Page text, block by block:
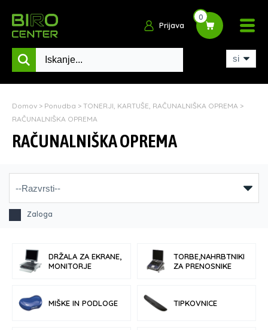
Prijava
0
Domov > Ponudba > TONERJI, KARTUŠE, RAČUNALNIŠKA OPREMA >
RAČUNALNIŠKA OPREMA
RAČUNALNIŠKA OPREMA
Zaloga
DRŽALA ZA EKRANE,
MONITORJE
TORBE,NAHRBTNIKI
ZA PRENOSNIKE
MIŠKE IN PODLOGE TIPKOVNICE